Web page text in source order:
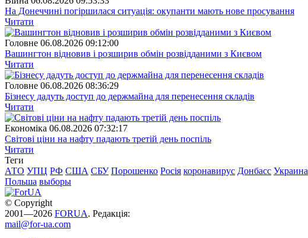
На Донеччині погіршилася ситуація: окупанти мають нове просування
Читати
Головне 06.08.2026 09:12:00
Вашингтон відновив і розширив обмін розвідданими з Києвом
Читати
Головне 06.08.2026 08:36:29
Бізнесу дадуть доступ до держмайна для перенесення складів
Читати
Економіка 06.08.2026 07:32:17
Світові ціни на нафту падають третій день поспіль
Читати
Теги
АТО УПЦ РФ США СБУ Порошенко Росія коронавирус Донбасс Украина
Польша выборы
© Copyright
2001—2026 FORUA. Редакція:
mail@for-ua.com